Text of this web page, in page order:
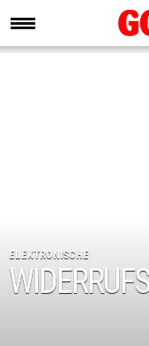
ELEKTRONISCHE